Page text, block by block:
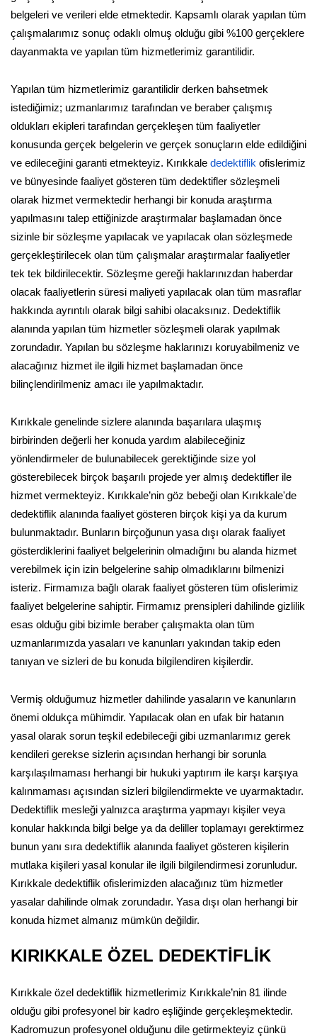
belgeleri ve verileri elde etmektedir. Kapsamlı olarak yapılan tüm
çalışmalarımız sonuç odaklı olmuş olduğu gibi %100 gerçeklere
dayanmakta ve yapılan tüm hizmetlerimiz garantilidir.
Yapılan tüm hizmetlerimiz garantilidir derken bahsetmek
istediğimiz; uzmanlarımız tarafından ve beraber çalışmış
oldukları ekipleri tarafından gerçekleşen tüm faaliyetler
konusunda gerçek belgelerin ve gerçek sonuçların elde edildiğini
ve edileceğini garanti etmekteyiz. Kırıkkale dedektiflik ofislerimiz
ve bünyesinde faaliyet gösteren tüm dedektifler sözleşmeli
olarak hizmet vermektedir herhangi bir konuda araştırma
yapılmasını talep ettiğinizde araştırmalar başlamadan önce
sizinle bir sözleşme yapılacak ve yapılacak olan sözleşmede
gerçekleştirilecek olan tüm çalışmalar araştırmalar faaliyetler
tek tek bildirilecektir. Sözleşme gereği haklarınızdan haberdar
olacak faaliyetlerin süresi maliyeti yapılacak olan tüm masraflar
hakkında ayrıntılı olarak bilgi sahibi olacaksınız. Dedektiflik
alanında yapılan tüm hizmetler sözleşmeli olarak yapılmak
zorundadır. Yapılan bu sözleşme haklarınızı koruyabilmeniz ve
alacağınız hizmet ile ilgili hizmet başlamadan önce
bilinçlendirilmeniz amacı ile yapılmaktadır.
Kırıkkale genelinde sizlere alanında başarılara ulaşmış
birbirinden değerli her konuda yardım alabileceğiniz
yönlendirmeler de bulunabilecek gerektiğinde size yol
gösterebilecek birçok başarılı projede yer almış dedektifler ile
hizmet vermekteyiz. Kırıkkale’nin göz bebeği olan Kırıkkale'de
dedektiflik alanında faaliyet gösteren birçok kişi ya da kurum
bulunmaktadır. Bunların birçoğunun yasa dışı olarak faaliyet
gösterdiklerini faaliyet belgelerinin olmadığını bu alanda hizmet
verebilmek için izin belgelerine sahip olmadıklarını bilmenizi
isteriz. Firmamıza bağlı olarak faaliyet gösteren tüm ofislerimiz
faaliyet belgelerine sahiptir. Firmamız prensipleri dahilinde gizlilik
esas olduğu gibi bizimle beraber çalışmakta olan tüm
uzmanlarımızda yasaları ve kanunları yakından takip eden
tanıyan ve sizleri de bu konuda bilgilendiren kişilerdir.
Vermiş olduğumuz hizmetler dahilinde yasaların ve kanunların
önemi oldukça mühimdir. Yapılacak olan en ufak bir hatanın
yasal olarak sorun teşkil edebileceği gibi uzmanlarımız gerek
kendileri gerekse sizlerin açısından herhangi bir sorunla
karşılaşılmaması herhangi bir hukuki yaptırım ile karşı karşıya
kalınmaması açısından sizleri bilgilendirmekte ve uyarmaktadır.
Dedektiflik mesleği yalnızca araştırma yapmayı kişiler veya
konular hakkında bilgi belge ya da deliller toplamayı gerektirmez
bunun yanı sıra dedektiflik alanında faaliyet gösteren kişilerin
mutlaka kişileri yasal konular ile ilgili bilgilendirmesi zorunludur.
Kırıkkale dedektiflik ofislerimizden alacağınız tüm hizmetler
yasalar dahilinde olmak zorundadır. Yasa dışı olan herhangi bir
konuda hizmet almanız mümkün değildir.
KIRIKKALE ÖZEL DEDEKTİFLİK
Kırıkkale özel dedektiflik hizmetlerimiz Kırıkkale’nin 81 ilinde
olduğu gibi profesyonel bir kadro eşliğinde gerçekleşmektedir.
Kadromuzun profesyonel olduğunu dile getirmekteyiz çünkü